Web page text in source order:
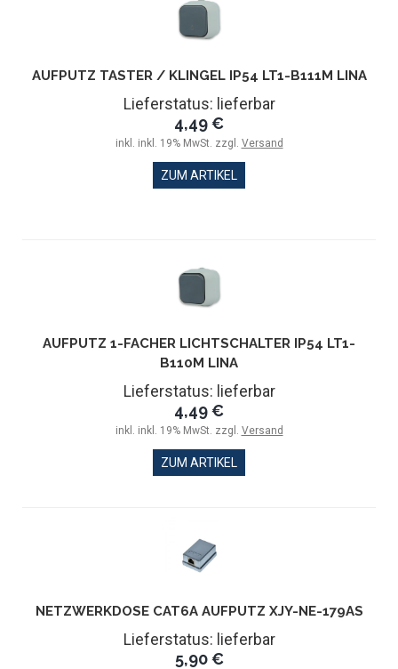
AUFPUTZ TASTER / KLINGEL IP54 LT1-B111M LINA
Lieferstatus: lieferbar
4,49 €
inkl. inkl. 19% MwSt. zzgl. Versand
ZUM ARTIKEL
AUFPUTZ 1-FACHER LICHTSCHALTER IP54 LT1-
B110M LINA
Lieferstatus: lieferbar
4,49 €
inkl. inkl. 19% MwSt. zzgl. Versand
ZUM ARTIKEL
NETZWERKDOSE CAT6A AUFPUTZ XJY-NE-179AS
Lieferstatus: lieferbar
5,90 €